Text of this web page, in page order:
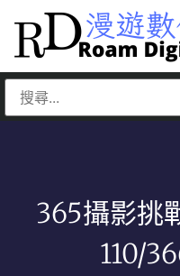
365攝影挑
110/